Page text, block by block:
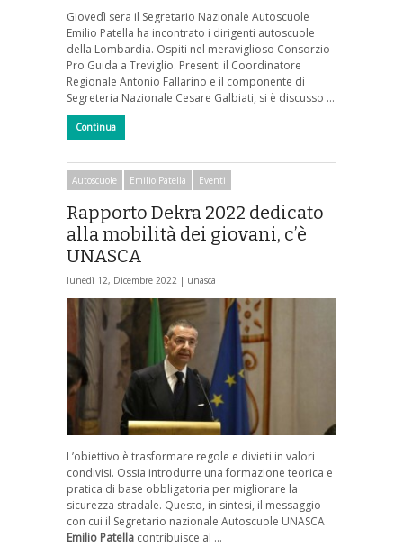
Giovedì sera il Segretario Nazionale Autoscuole
Emilio Patella ha incontrato i dirigenti autoscuole
della Lombardia. Ospiti nel meraviglioso Consorzio
Pro Guida a Treviglio. Presenti il Coordinatore
Regionale Antonio Fallarino e il componente di
Segreteria Nazionale Cesare Galbiati, si è discusso …
Continua
Autoscuole Emilio Patella Eventi
Rapporto Dekra 2022 dedicato
alla mobilità dei giovani, c’è
UNASCA
lunedì 12, Dicembre 2022 | unasca
L’obiettivo è trasformare regole e divieti in valori
condivisi. Ossia introdurre una formazione teorica e
pratica di base obbligatoria per migliorare la
sicurezza stradale. Questo, in sintesi, il messaggio
con cui il Segretario nazionale Autoscuole UNASCA
Emilio Patella contribuisce al …